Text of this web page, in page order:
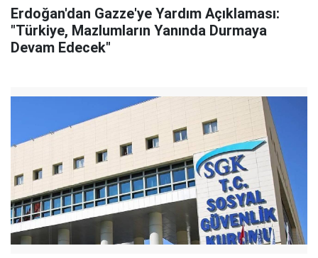
Erdoğan'dan Gazze'ye Yardım Açıklaması:
"Türkiye, Mazlumların Yanında Durmaya
Devam Edecek"